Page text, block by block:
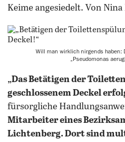
Keime angesiedelt. Von
Will man wirklich nirgends haben:
„Pseudomonas
„Das Betätigen der
geschlossenem Deckel
fürsorgliche
Mitarbeiter eines
Lichtenberg. Dort sind